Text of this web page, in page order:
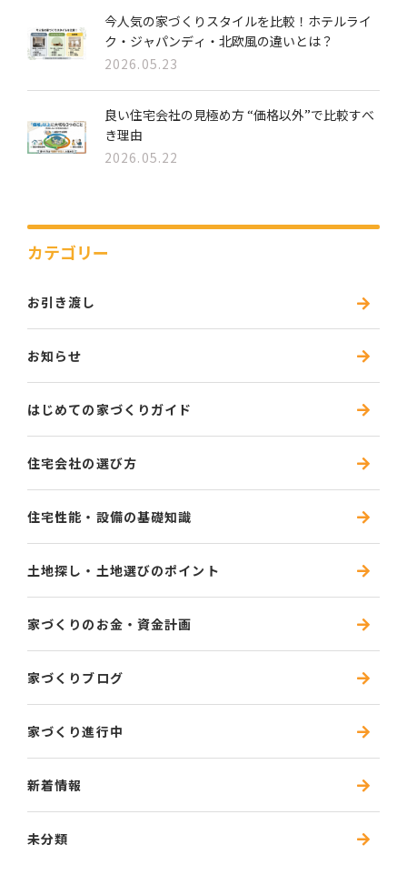
今人気の家づくりスタイルを比較！ホテルライ
ク・ジャパンディ・北欧風の違いとは？
2026.05.23
良い住宅会社の見極め方 “価格以外”で比較すべ
き理由
2026.05.22
カテゴリー
お引き渡し
お知らせ
はじめての家づくりガイド
住宅会社の選び方
住宅性能・設備の基礎知識
土地探し・土地選びのポイント
家づくりのお金・資金計画
家づくりブログ
家づくり進行中
新着情報
未分類